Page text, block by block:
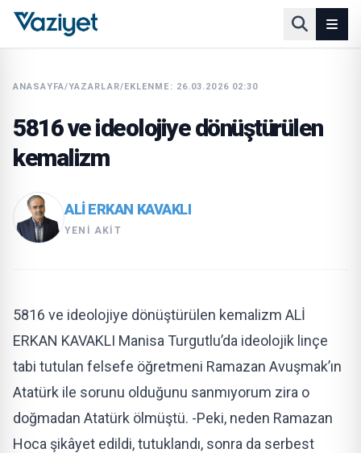
ANASAYFA/YAZARLAR/EKLENME: 26.03.2026 02:30
5816 ve ideolojiye dönüştürülen
kemalizm
ALI ERKAN KAVAKLI
YENI AKIT
5816 ve ideolojiye dönüştürülen kemalizm ALİ
ERKAN KAVAKLI Manisa Turgutlu’da ideolojik linçe
tabi tutulan felsefe öğretmeni Ramazan Avuşmak’ın
Atatürk ile sorunu olduğunu sanmıyorum zira o
doğmadan Atatürk ölmüştü. -Peki, neden Ramazan
Hoca şikâyet edildi, tutuklandı, sonra da serbest